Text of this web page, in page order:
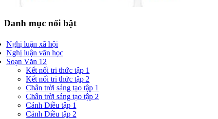
Danh mục nổi bật
Nghị luận xã hội
Nghị luận văn học
Soạn Văn 12
Kết nối tri thức tập 1
Kết nối tri thức tập 2
Chân trời sáng tạo tập 1
Chân trời sáng tạo tập 2
Cánh Diều tập 1
Cánh Diều tập 2